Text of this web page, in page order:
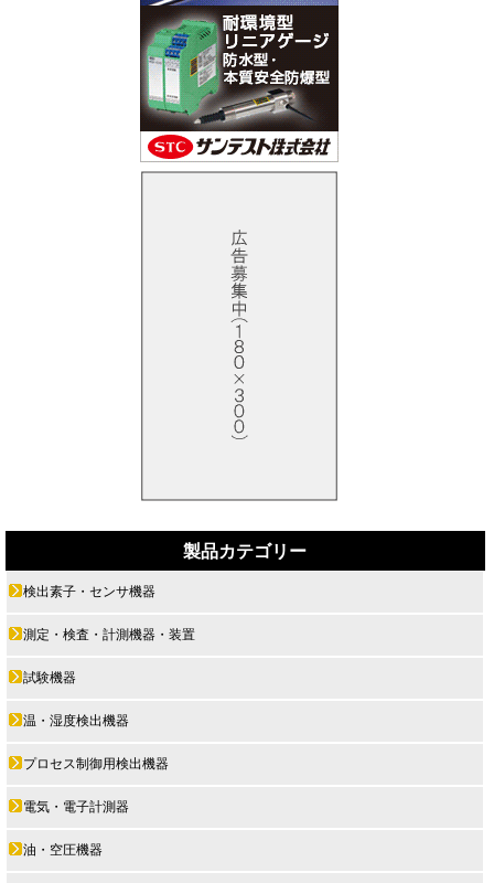
製品カテゴリー
検出素子・センサ機器
測定・検査・計測機器・装置
試験機器
温・湿度検出機器
プロセス制御用検出機器
電気・電子計測器
油・空圧機器